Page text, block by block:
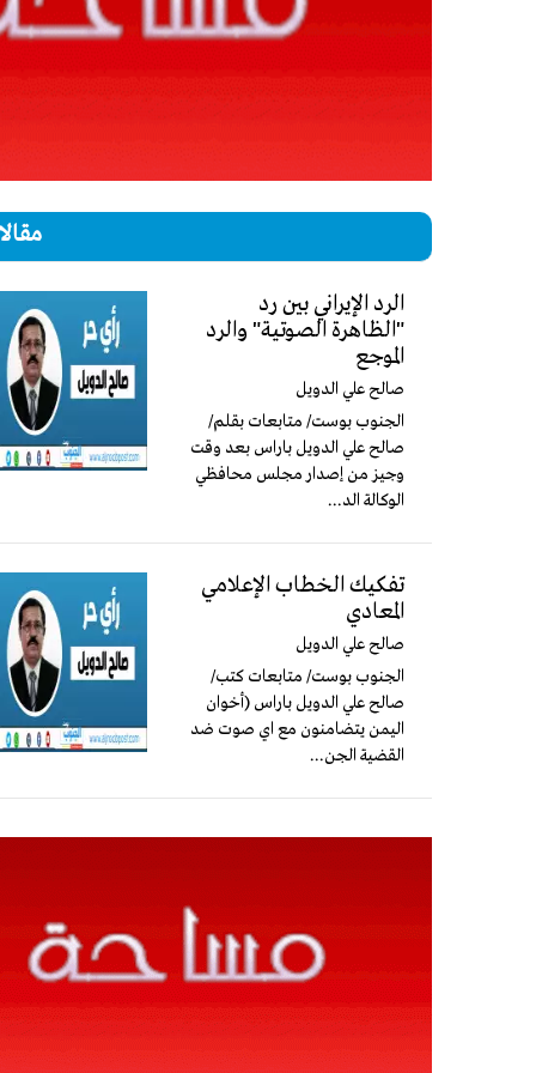
الرد الإيراني بين رد
"الظاهرة الصوتية" والرد
الموجع
صالح علي الدويل
الجنوب بوست/ متابعات بقلم/
صالح علي الدويل باراس بعد وقت
وجيز من إصدار مجلس محافظي
الوكالة الد...
تفكيك الخطاب الإعلامي
المعادي
صالح علي الدويل
الجنوب بوست/ متابعات كتب/
صالح علي الدويل باراس (أخوان
اليمن يتضامنون مع اي صوت ضد
القضية الجن...